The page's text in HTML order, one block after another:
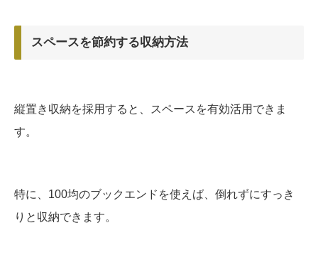
スペースを節約する収納方法
縦置き収納を採用すると、スペースを有効活用できま
す。
特に、100均のブックエンドを使えば、倒れずにすっき
りと収納できます。